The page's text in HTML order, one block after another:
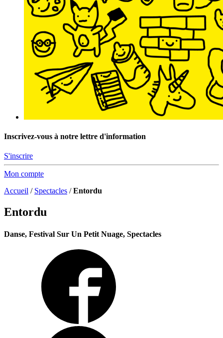
Inscrivez-vous à notre lettre d'information
S'inscrire
Mon compte
Accueil / Spectacles /Entordu
Entordu
Danse, Festival Sur Un Petit Nuage, Spectacles